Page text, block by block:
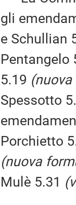
gli
e Schullian
Pentangelo
5.19
Spessotto
Porchietto
(nuova
Mulè 5.31